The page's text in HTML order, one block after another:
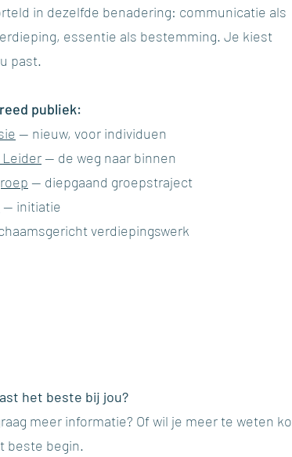
in dezelfde benadering: communicatie als
essentie als bestemming. Je kiest
past.
publiek:
— nieuw, voor individuen
— de weg naar binnen
— diepgaand groepstraject
— initiatie
verdiepingswerk
het beste bij jou?
meer informatie? Of wil je meer te weten
beste begin.